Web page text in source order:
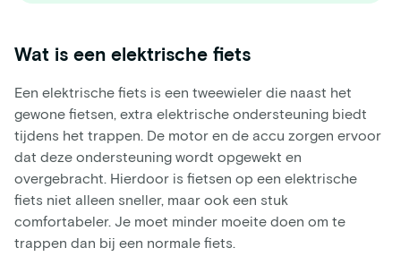
Wat is een elektrische fiets
Een elektrische fiets is een tweewieler die naast het
gewone fietsen, extra elektrische ondersteuning biedt
tijdens het trappen. De motor en de accu zorgen ervoor
dat deze ondersteuning wordt opgewekt en
overgebracht. Hierdoor is fietsen op een elektrische
fiets niet alleen sneller, maar ook een stuk
comfortabeler. Je moet minder moeite doen om te
trappen dan bij een normale fiets.